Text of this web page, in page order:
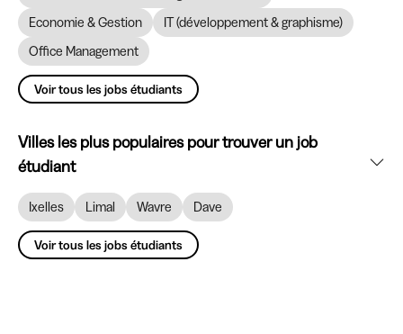
Economie & Gestion
IT (développement & graphisme)
Office Management
Voir tous les jobs étudiants
Villes les plus populaires pour trouver un job
étudiant
Ixelles Limal Wavre Dave
Voir tous les jobs étudiants